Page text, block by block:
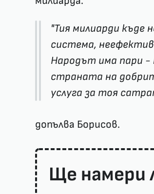
"Тия милиарди къде
система,
Народът има пари -
страната на
услуга за тоя
допълва Борисов.
Ще намери